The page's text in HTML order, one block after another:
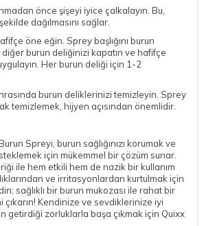
DESTEK
önce şişeyi iyice çalkalayın. Bu,
dağılmasını sağlar.
öne eğin. Sprey başlığını burun
burun deliğinizi kapatın ve hafifçe
Her burun deliği için 1-2
burun deliklerinizi temizleyin. Sprey
temizlemek, hijyen açısından önemlidir.
Spreyi, burun sağlığınızı korumak ve
için mükemmel bir çözüm sunar.
ile hem etkili hem de nazik bir kullanım
ve irritasyonlardan kurtulmak için
sağlıklı bir burun mukozası ile rahat bir
çıkarın! Kendinize ve sevdiklerinize iyi
getirdiği zorluklarla başa çıkmak için Quixx